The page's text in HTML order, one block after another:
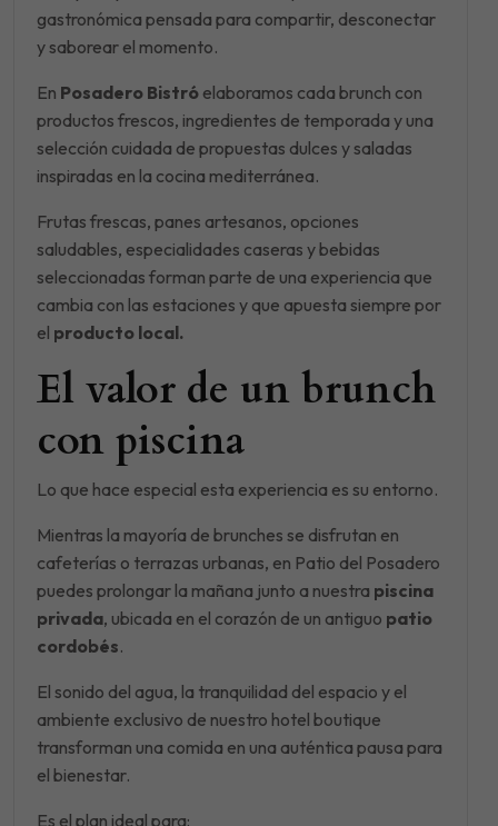
gastronómica pensada para compartir, desconectar
y saborear el momento.
En Posadero Bistró elaboramos cada brunch con
productos frescos, ingredientes de temporada y una
selección cuidada de propuestas dulces y saladas
inspiradas en la cocina mediterránea.
Frutas frescas, panes artesanos, opciones
saludables, especialidades caseras y bebidas
seleccionadas forman parte de una experiencia que
cambia con las estaciones y que apuesta siempre por
el producto local.
El valor de un brunch
con piscina
Lo que hace especial esta experiencia es su entorno.
Mientras la mayoría de brunches se disfrutan en
cafeterías o terrazas urbanas, en Patio del Posadero
puedes prolongar la mañana junto a nuestra piscina
privada, ubicada en el corazón de un antiguo patio
cordobés.
El sonido del agua, la tranquilidad del espacio y el
ambiente exclusivo de nuestro hotel boutique
transforman una comida en una auténtica pausa para
el bienestar.
Es el plan ideal para: